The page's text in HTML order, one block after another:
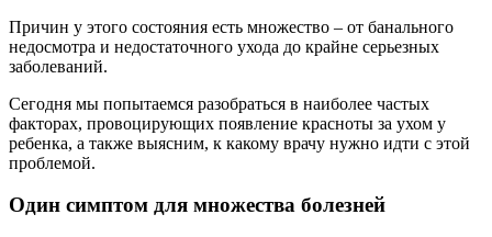
Причин у этого состояния есть множество – от банального
недосмотра и недостаточного ухода до крайне серьезных
заболеваний.
Сегодня мы попытаемся разобраться в наиболее частых
факторах, провоцирующих появление красноты за ухом у
ребенка, а также выясним, к какому врачу нужно идти с этой
проблемой.
Один симптом для множества болезней